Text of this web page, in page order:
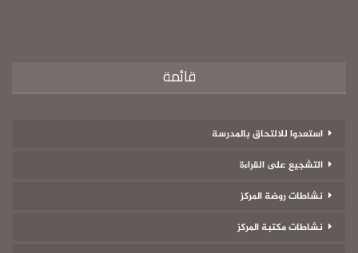
قائمة
استعدوا للالتحاق بالمدرسة
التشجيع على القراءة
نشاطات روضة المركز
نشاطات مكتبة المركز